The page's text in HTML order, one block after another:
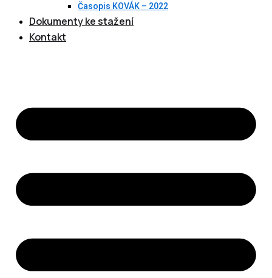
Časopis KOVÁK – 2022
Dokumenty ke stažení
Kontakt